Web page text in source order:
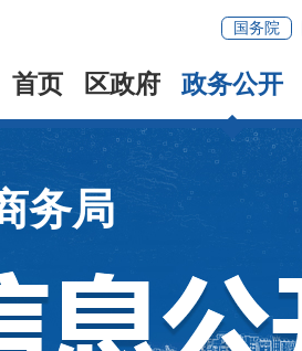
国务院
首页 区政府 政务公开
务局